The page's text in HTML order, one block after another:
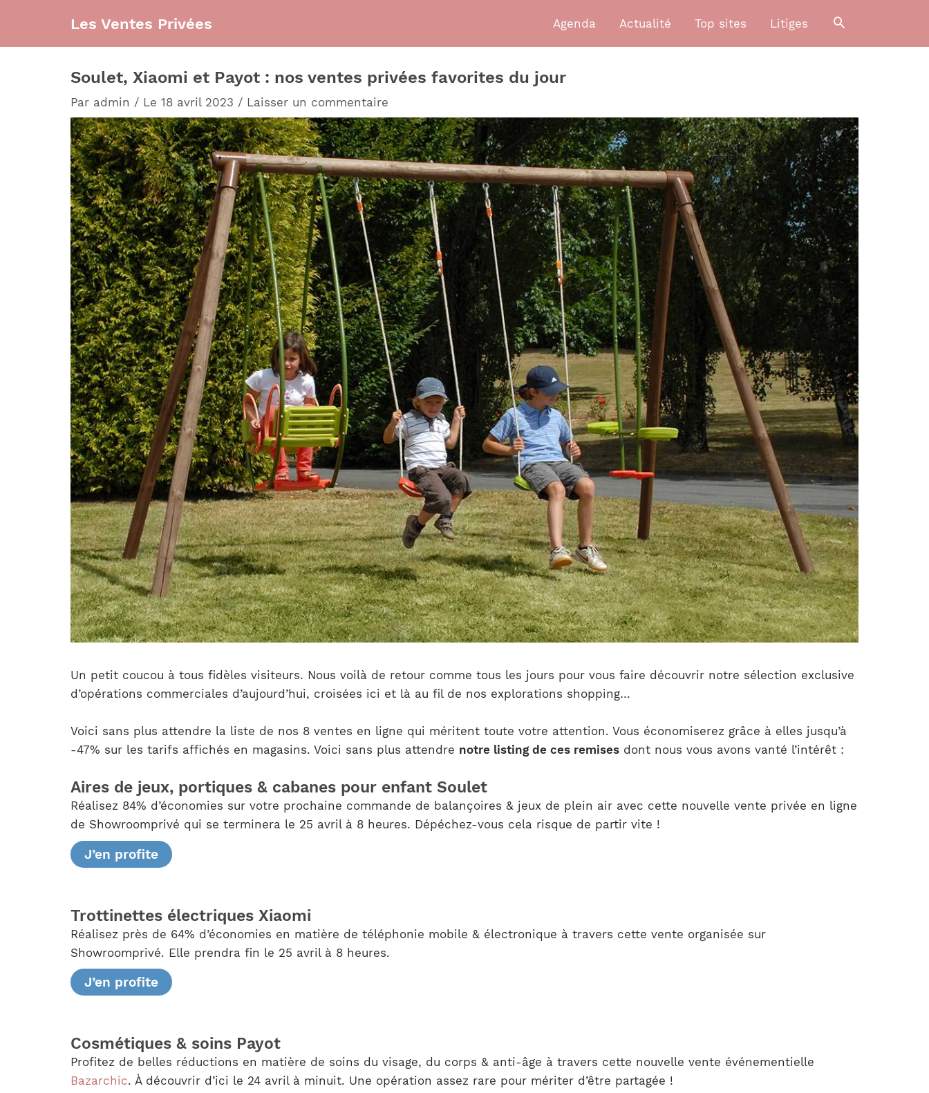
contenu
Les Ventes Privées Agenda Actualité Top sites Litiges
Soulet, Xiaomi et Payot : nos ventes privées favorites du jour
Par admin / Le 18 avril 2023 / Laisser un commentaire
Un petit coucou à tous fidèles visiteurs. Nous voilà de retour comme tous les jours pour vous faire découvrir notre sélection exclusive
d’opérations commerciales d’aujourd’hui, croisées ici et là au fil de nos explorations shopping…
Voici sans plus attendre la liste de nos 8 ventes en ligne qui méritent toute votre attention. Vous économiserez grâce à elles jusqu’à
-47% sur les tarifs affichés en magasins. Voici sans plus attendre notre listing de ces remises dont nous vous avons vanté l’intérêt :
Aires de jeux, portiques & cabanes pour enfant Soulet
Réalisez 84% d’économies sur votre prochaine commande de balançoires & jeux de plein air avec cette nouvelle vente privée en ligne
de Showroomprivé qui se terminera le 25 avril à 8 heures. Dépéchez-vous cela risque de partir vite !
J’en profite
Trottinettes électriques Xiaomi
Réalisez près de 64% d’économies en matière de téléphonie mobile & électronique à travers cette vente organisée sur
Showroomprivé. Elle prendra fin le 25 avril à 8 heures.
J’en profite
Cosmétiques & soins Payot
Profitez de belles réductions en matière de soins du visage, du corps & anti-âge à travers cette nouvelle vente événementielle
Bazarchic. À découvrir d’ici le 24 avril à minuit. Une opération assez rare pour mériter d’être partagée !